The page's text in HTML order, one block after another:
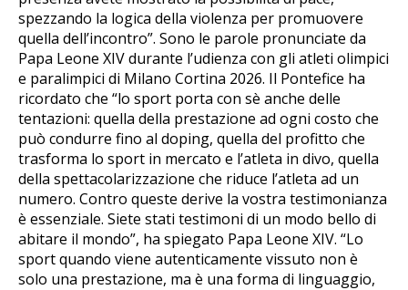
spezzando la logica della violenza per promuovere
quella dell’incontro”. Sono le parole pronunciate da
Papa Leone XIV durante l’udienza con gli atleti olimpici
e paralimpici di Milano Cortina 2026. Il Pontefice ha
ricordato che “lo sport porta con sè anche delle
tentazioni: quella della prestazione ad ogni costo che
può condurre fino al doping, quella del profitto che
trasforma lo sport in mercato e l’atleta in divo, quella
della spettacolarizzazione che riduce l’atleta ad un
numero. Contro queste derive la vostra testimonianza
è essenziale. Siete stati testimoni di un modo bello di
abitare il mondo”, ha spiegato Papa Leone XIV. “Lo
sport quando viene autenticamente vissuto non è
solo una prestazione, ma è una forma di linguaggio,